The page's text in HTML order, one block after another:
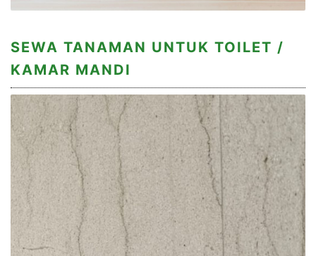
SEWA TANAMAN UNTUK TOILET /
KAMAR MANDI